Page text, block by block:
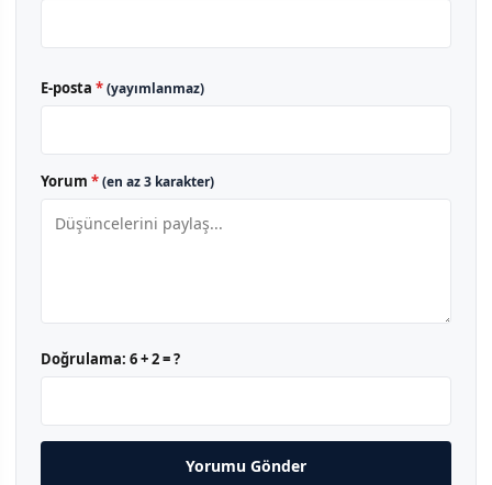
E-posta *(yayımlanmaz)
Yorum *(en az 3 karakter)
Doğrulama: 6 + 2 = ?
Yorumu Gönder